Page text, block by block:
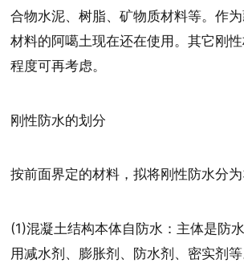
合物水泥、树脂、矿物质材料等。作
材料的阿噶土现在还在使用。其它刚
程度可再考虑。
刚性防水的划分
按前面界定的材料，拟将刚性防水分为
(1)混凝土结构本体自防水：主体是防
用减水剂、膨胀剂、防水剂、密实剂等